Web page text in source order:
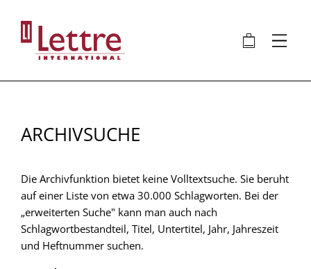
Inhalt
🛍 ⋮
ARCHIVSUCHE
Die Archivfunktion bietet keine Volltextsuche. Sie beruht
auf einer Liste von etwa 30.000 Schlagworten. Bei der
„erweiterten Suche" kann man auch nach
Schlagwortbestandteil, Titel, Untertitel, Jahr, Jahreszeit
und Heftnummer suchen.